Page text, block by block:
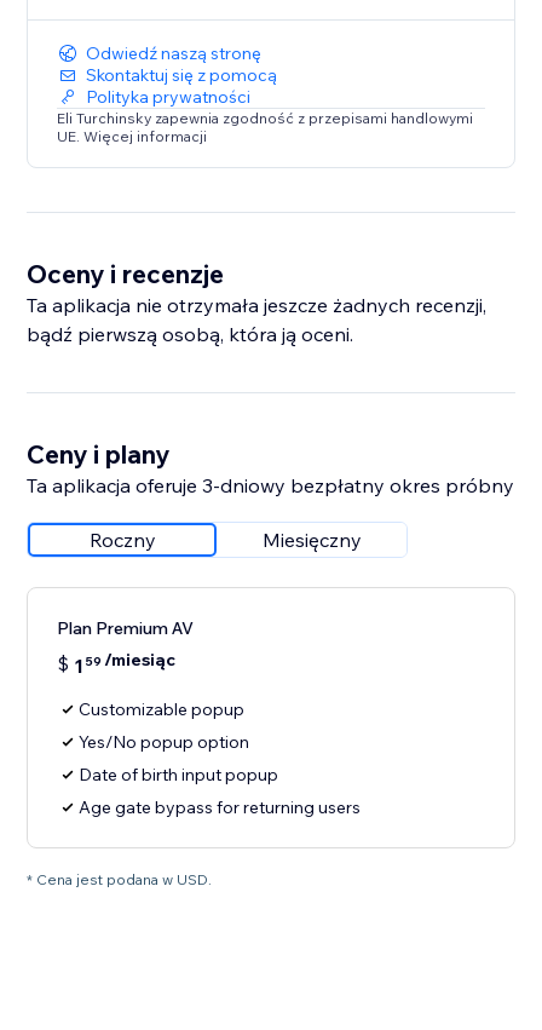
Odwiedź naszą stronę
Skontaktuj się z pomocą
Polityka prywatności
Eli Turchinsky zapewnia zgodność z przepisami handlowymi
UE. Więcej informacji
Oceny i recenzje
Ta aplikacja nie otrzymała jeszcze żadnych recenzji,
bądź pierwszą osobą, która ją oceni.
Ceny i plany
Ta aplikacja oferuje 3-dniowy bezpłatny okres próbny
Roczny Miesięczny
Plan Premium AV
$ 1 59 /miesiąc
Customizable popup
Yes/No popup option
Date of birth input popup
Age gate bypass for returning users
* Cena jest podana w USD.